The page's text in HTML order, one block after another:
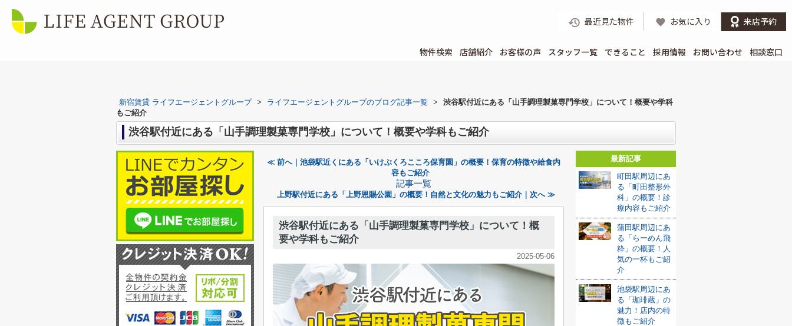
最近見た物件 お気に入り 来店予約
物件検索 店舗紹介 お客様の声 スタッフ一覧 できること 採用情報 お問い合わせ 相談窓口
新宿賃貸 ライフエージェントグループ > ライフエージェントグループのブログ記事一覧 >
渋谷駅付近にある「山手調理製菓専門学校」について！概要や学科
もご紹介
渋谷駅付近にある「山手調理製菓専門学校」について！概要や学科もご紹介
≪ 前へ｜池袋駅近くにある「いけぶくろこころ保育園」の概要！保育の特徴や給食内
容もご紹介
記事一覧
上野駅付近にある「上野恩賜公園」の概要！自然と文化の魅力もご紹介｜次へ ≫
渋谷駅付近にある「山手調理製菓専門学校」について！概
要や学科もご紹介
2025-05-06
最新記事
町田駅周辺にあ
る「町田整形外
科」の概要！診
療内容もご紹介
蒲田駅周辺にあ
る「らーめん飛
粋」の概要！人
気の一杯もご紹
介
池袋駅周辺にあ
る「珈琲蔵」の
魅力！店内の特
徴もご紹介